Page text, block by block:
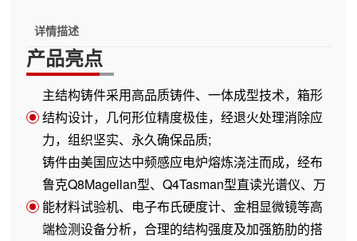
详情描述
产品亮点
主结构铸件采用高品质铸件、一体成型技术，箱形
结构设计，几何形位精度极佳，经退火处理消除应
力，组织坚实、永久确保品质;
铸件由美国应达中频感应电炉熔炼浇注而成，经布
鲁克Q8Magellan型、Q4Tasman型直读光谱仪、万
能材料试验机、电子布氏硬度计、金相显微镜等高
端检测设备分析，合理的结构强度及加强筋肋的搭